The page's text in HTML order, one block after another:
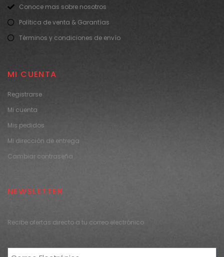
Conoce mas sobre nosotros
Política de venta & Garantías
Términos y condiciones de envío
MI CUENTA
Registrarse
Mi cuenta
Mis pedidos
Mi dirección de entrega
Cambiar contraseña
NEWSLETTER
Recibe ofertas directo a tu correo electrónico